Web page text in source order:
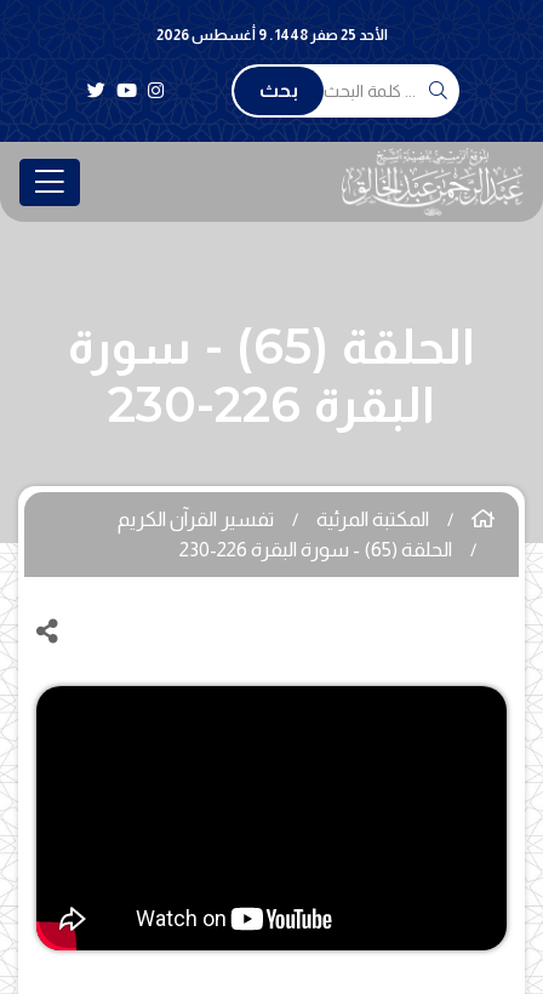
الأحد 25 صفر 1448 . 9 أغسطس 2026
بحث
الحلقة (65) - سورة
البقرة 226-230
المكتبة المرئية
تفسير القرآن الكريم
الحلقة (65) - سورة البقرة 226-230